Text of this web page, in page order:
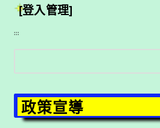
[登入管理]
:::
搜
尋
政策宣導